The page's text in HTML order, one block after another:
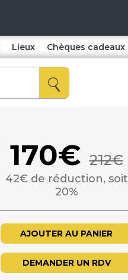
Lieux Chèques cadeaux
170€ 212€
42€ de réduction, soit
20%
AJOUTER AU PANIER
DEMANDER UN RDV